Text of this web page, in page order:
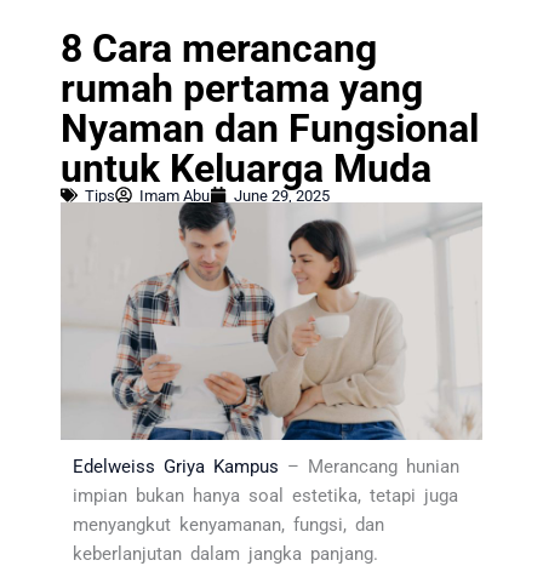
8 Cara merancang
rumah pertama yang
Nyaman dan Fungsional
untuk Keluarga Muda
Tips Imam Abu June 29, 2025
Edelweiss Griya Kampus – Merancang hunian
impian bukan hanya soal estetika, tetapi juga
menyangkut kenyamanan, fungsi, dan
keberlanjutan dalam jangka panjang.